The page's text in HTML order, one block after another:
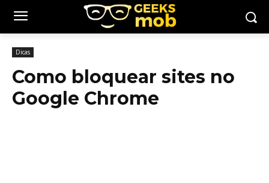
Dicas
Como bloquear sites no
Google Chrome